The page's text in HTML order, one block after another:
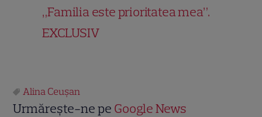
„Familia este prioritatea mea”.
EXCLUSIV
Alina Ceușan
Urmărește-ne pe Google News